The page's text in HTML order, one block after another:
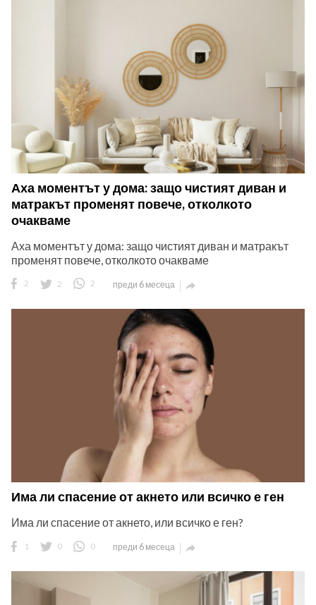
Аха моментът у дома: защо чистият диван и
матракът променят повече, отколкото
очакваме
Аха моментът у дома: защо чистият диван и матракът
променят повече, отколкото очакваме
2 2 2 преди 6 месеца 
Има ли спасение от акнето или всичко е ген
Има ли спасение от акнето, или всичко е ген?
1 0 0 преди 6 месеца 